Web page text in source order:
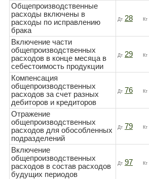
Общепроизводственные
расходы включены в
расходы по исправлению
брака
Дт 28 Кт
Включение части
общепроизводственных
расходов в конце месяца в
себестоимость продукции
Дт 29 Кт
Компенсация
общепроизводственных
расходов за счет разных
дебиторов и кредиторов
Дт 76 Кт
Отражение
общепроизводственных
расходов для обособленных
подразделений
Дт 79 Кт
Включение
общепроизводственных
расходов в состав расходов
будущих периодов
Дт 97 Кт